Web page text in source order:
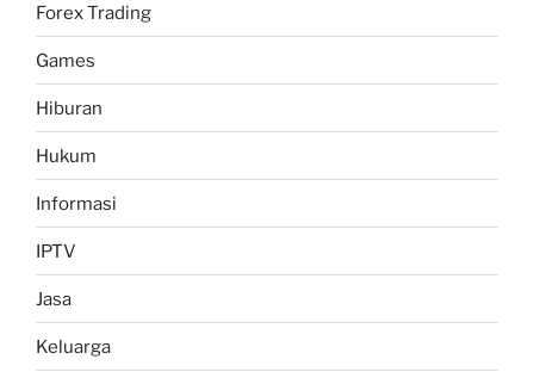
Forex Trading
Games
Hiburan
Hukum
Informasi
IPTV
Jasa
Keluarga